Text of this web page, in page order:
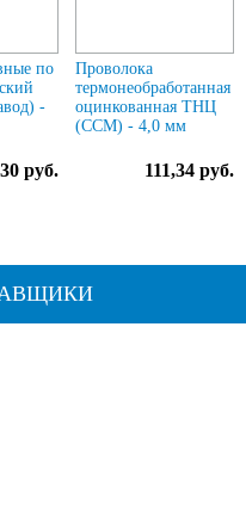
по
-
руб.
Проволока
термонеобработанная
оцинкованная ТНЦ
(ССМ) - 4,0 мм
111,34 руб.